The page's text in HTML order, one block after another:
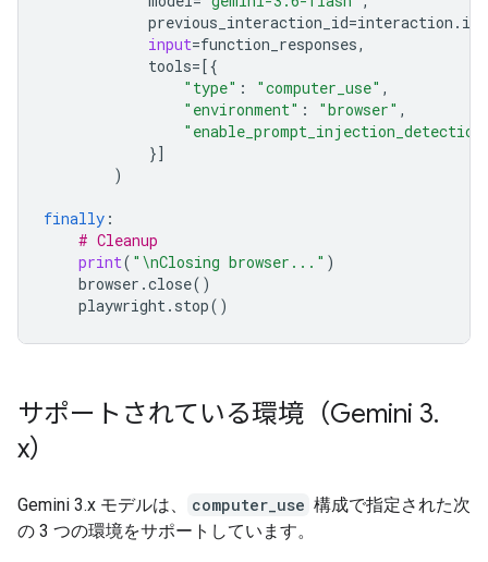
previous_interaction_id=interaction . id
input=function_responses,
tools=[{
"type" : "computer_use" ,
"environment" : "browser" ,
}]
)
finally :
# Cleanup
print( " \nClosing browser..." )
browser .close()
playwright. stop()
サポートされている環境（Gemini 3.
x）
Gemini 3.x モデルは、 computer_use 構成で指定された次
の 3 つの環境をサポートしています。